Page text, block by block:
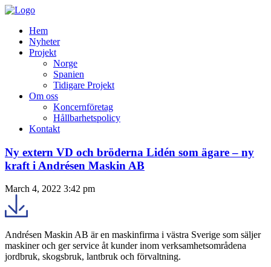
Hem
Nyheter
Projekt
Norge
Spanien
Tidigare Projekt
Om oss
Koncernföretag
Hållbarhetspolicy
Kontakt
Ny extern VD och bröderna Lidén som ägare – ny
kraft i Andrésen Maskin AB
March 4, 2022 3:42 pm
Andrésen Maskin AB är en maskinfirma i västra Sverige som säljer
maskiner och ger service åt kunder inom verksamhetsområdena
jordbruk, skogsbruk, lantbruk och förvaltning.